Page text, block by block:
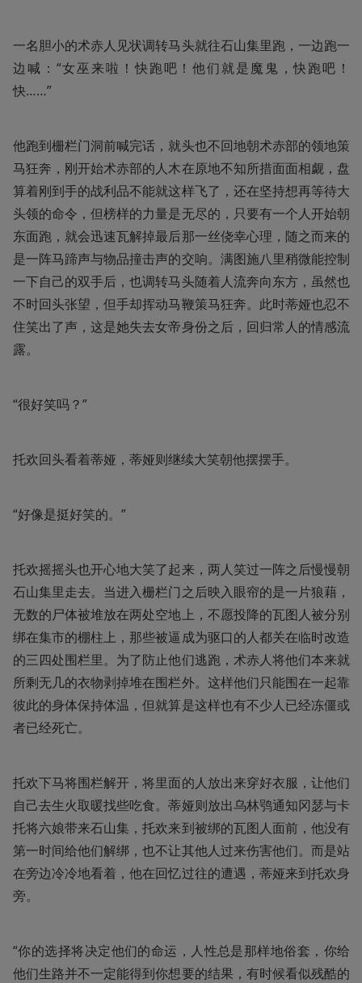
一名胆小的术赤人见状调转马头就往石山集里跑，一边跑一
边喊：“女巫来啦！快跑吧！他们就是魔鬼，快跑吧！
快……”
他跑到栅栏门洞前喊完话，就头也不回地朝术赤部的领地策
马狂奔，刚开始术赤部的人木在原地不知所措面面相觑，盘
算着刚到手的战利品不能就这样飞了，还在坚持想再等待大
头领的命令，但榜样的力量是无尽的，只要有一个人开始朝
东面跑，就会迅速瓦解掉最后那一丝侥幸心理，随之而来的
是一阵马蹄声与物品撞击声的交响。满图施八里稍微能控制
一下自己的双手后，也调转马头随着人流奔向东方，虽然也
不时回头张望，但手却挥动马鞭策马狂奔。此时蒂娅也忍不
住笑出了声，这是她失去女帝身份之后，回归常人的情感流
露。
“很好笑吗？”
托欢回头看着蒂娅，蒂娅则继续大笑朝他摆摆手。
“好像是挺好笑的。”
托欢摇摇头也开心地大笑了起来，两人笑过一阵之后慢慢朝
石山集里走去。当进入栅栏门之后映入眼帘的是一片狼藉，
无数的尸体被堆放在两处空地上，不愿投降的瓦图人被分别
绑在集市的棚柱上，那些被逼成为驱口的人都关在临时改造
的三四处围栏里。为了防止他们逃跑，术赤人将他们本来就
所剩无几的衣物剥掉堆在围栏外。这样他们只能围在一起靠
彼此的身体保持体温，但就算是这样也有不少人已经冻僵或
者已经死亡。
托欢下马将围栏解开，将里面的人放出来穿好衣服，让他们
自己去生火取暖找些吃食。蒂娅则放出乌林鸮通知冈瑟与卡
托将六娘带来石山集，托欢来到被绑的瓦图人面前，他没有
第一时间给他们解绑，也不让其他人过来伤害他们。而是站
在旁边冷冷地看着，他在回忆过往的遭遇，蒂娅来到托欢身
旁。
“你的选择将决定他们的命运，人性总是那样地俗套，你给
他们生路并不一定能得到你想要的结果，有时候看似残酷的